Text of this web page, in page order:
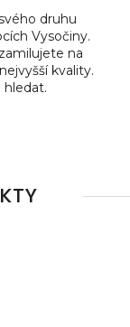
druhu
Vysočiny.
na
kvality.
hledat.